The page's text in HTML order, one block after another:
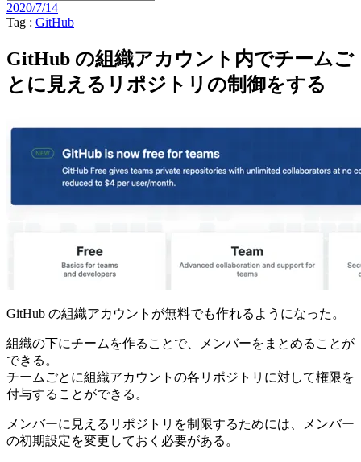
2020/7/14
Tag : GitHub
GitHub の組織アカウント内でチームご
とに見えるリポジトリの制御をする
GitHub の組織アカウントが無料でも作れるようになった。
組織の下にチームを作ることで、メンバーをまとめることが
できる。
チームごとに組織アカウントの各リポジトリに対して権限を
付与することができる。
メンバーに見えるリポジトリを制限するためには、メンバー
の初期設定を変更しておく必要がある。